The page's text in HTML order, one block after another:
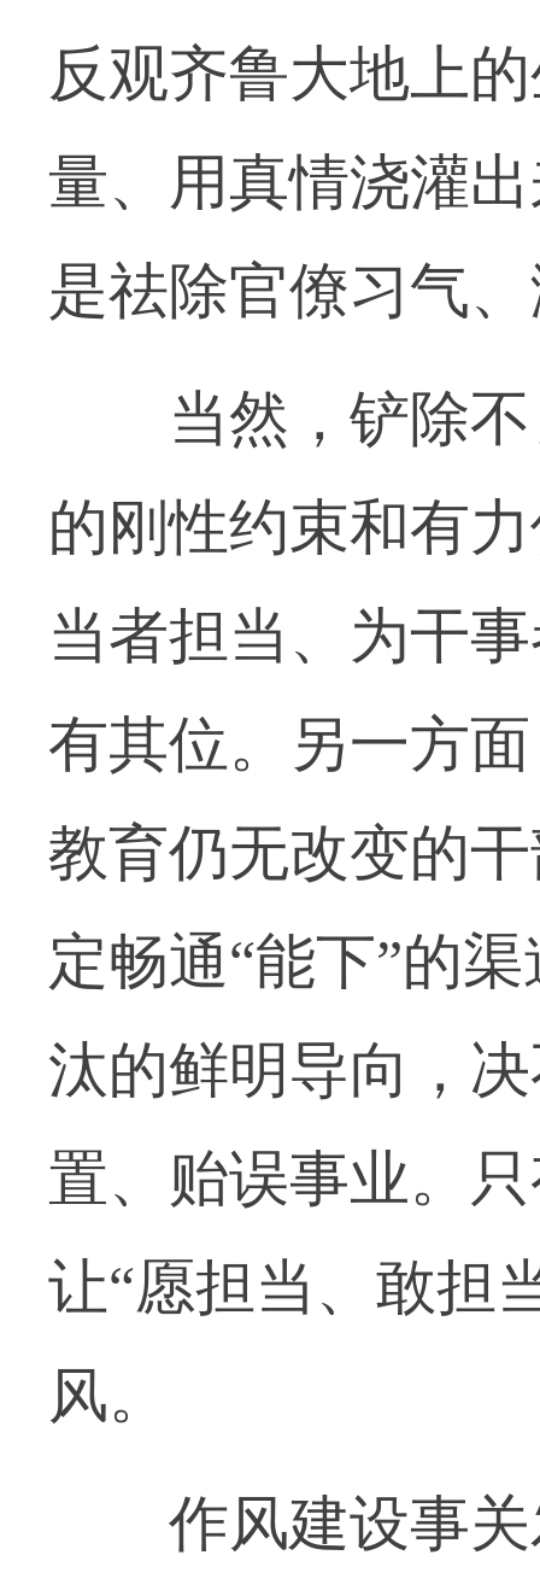
反观齐鲁大地上
量、用真情浇灌
是祛除官僚习气
当然，铲除不
的刚性约束和有
当者担当、为干
有其位。另一方
教育仍无改变的
定畅通“能下”的
汰的鲜明导向，
置、贻误事业。
让“愿担当、敢担
风。
作风建设事关